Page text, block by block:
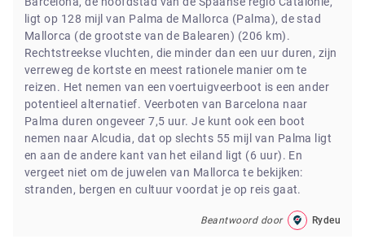
ligt op 128 mijl van Palma de Mallorca (Palma), de stad
Mallorca (de grootste van de Balearen) (206 km).
Rechtstreekse vluchten, die minder dan een uur duren, zijn
verreweg de kortste en meest rationele manier om te
reizen. Het nemen van een voertuigveerboot is een ander
potentieel alternatief. Veerboten van Barcelona naar
Palma duren ongeveer 7,5 uur. Je kunt ook een boot
nemen naar Alcudia, dat op slechts 55 mijl van Palma ligt
en aan de andere kant van het eiland ligt (6 uur). En
vergeet niet om de juwelen van Mallorca te bekijken:
stranden, bergen en cultuur voordat je op reis gaat.
Beantwoord door Rydeu